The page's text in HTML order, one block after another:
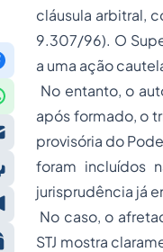
cláusula arbitral,
9.307/96). O
a uma ação
No entanto, o
após formado, o
provisória do
foram incluídos
jurisprudência já
No caso, o
STJ mostra